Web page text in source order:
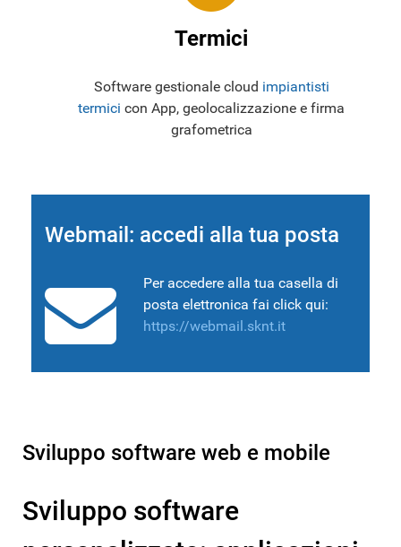
Termici
Software gestionale cloud impiantisti
termici con App, geolocalizzazione e firma
grafometrica
Webmail: accedi alla tua posta
Per accedere alla tua casella di
posta elettronica fai click qui:
https://webmail.sknt.it
Sviluppo software web e mobile
Sviluppo software